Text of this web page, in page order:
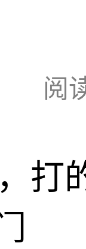
阅
打